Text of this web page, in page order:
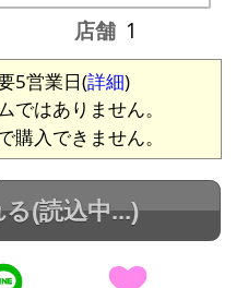
店舗 1
5営業日(詳細)
ではありません。
購入できません。
る(読込中...)